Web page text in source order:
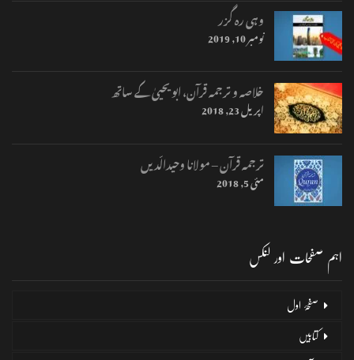
وہی رہ گزر
نومبر 10, 2019
خلاصہ و ترجمہ قرآن، ابو یحییٰ کے ساتھ
اپریل 23, 2018
ترجمہ قرآن – مولانا وحیدالّدیں
مئی 5, 2018
اہم صفحات اور لنکس
صفحۂ اول
کتابیں